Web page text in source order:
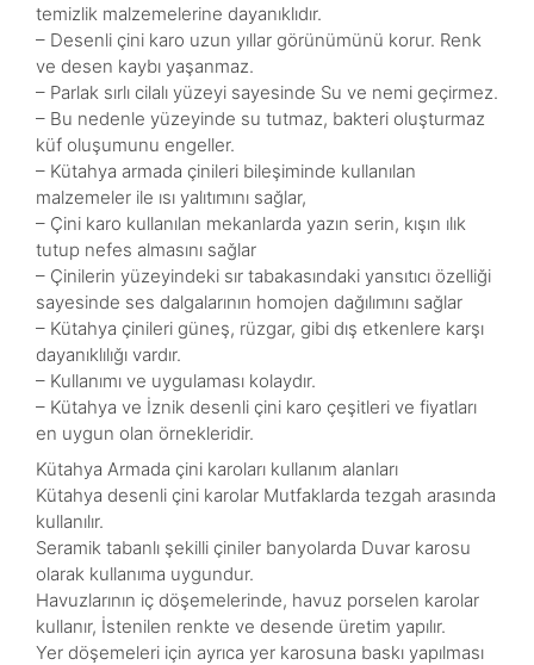
temizlik malzemelerine dayanıklıdır.
– Desenli çini karo uzun yıllar görünümünü korur. Renk
ve desen kaybı yaşanmaz.
– Parlak sırlı cilalı yüzeyi sayesinde Su ve nemi geçirmez.
– Bu nedenle yüzeyinde su tutmaz, bakteri oluşturmaz
küf oluşumunu engeller.
– Kütahya armada çinileri bileşiminde kullanılan
malzemeler ile ısı yalıtımını sağlar,
– Çini karo kullanılan mekanlarda yazın serin, kışın ılık
tutup nefes almasını sağlar
– Çinilerin yüzeyindeki sır tabakasındaki yansıtıcı özelliği
sayesinde ses dalgalarının homojen dağılımını sağlar
– Kütahya çinileri güneş, rüzgar, gibi dış etkenlere karşı
dayanıklılığı vardır.
– Kullanımı ve uygulaması kolaydır.
– Kütahya ve İznik desenli çini karo çeşitleri ve fiyatları
en uygun olan örnekleridir.
Kütahya Armada çini karoları kullanım alanları
Kütahya desenli çini karolar Mutfaklarda tezgah arasında
kullanılır.
Seramik tabanlı şekilli çiniler banyolarda Duvar karosu
olarak kullanıma uygundur.
Havuzlarının iç döşemelerinde, havuz porselen karolar
kullanır, İstenilen renkte ve desende üretim yapılır.
Yer döşemeleri için ayrıca yer karosuna baskı yapılması